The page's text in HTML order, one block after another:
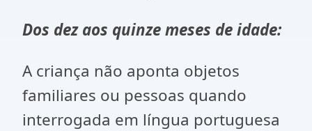
Dos dez aos quinze meses de idade:
A criança não aponta objetos
familiares ou pessoas quando
interrogada em língua portuguesa